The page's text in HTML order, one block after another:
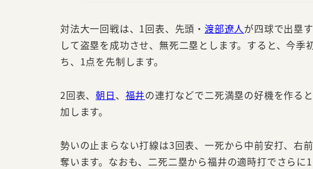
対法大一回戦は、1回表、先頭・ 渡部遼人が四球で出塁
して盗塁を成功させ、無死二塁とします。すると、今季
ち、1点を先制します。
2回表、朝日、 福井の連打などで二死満塁の好機を作る
加します。
勢いの止まらない打線は3回表、一死から中前安打、右
奪います。なおも、二死二塁から福井の適時打でさらに1